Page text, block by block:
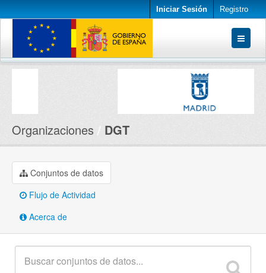
Iniciar Sesión Registro
Conjuntos de datos
Organizaciones DGT
Conjuntos de datos
Flujo de Actividad
Acerca de